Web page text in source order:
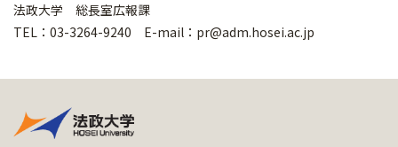
法政大学 総長室広報課
TEL：03-3264-9240 E-mail：pr@adm.hosei.ac.jp